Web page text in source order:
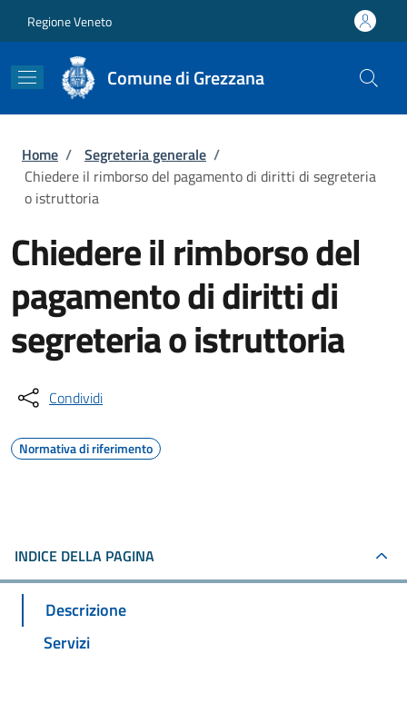
Regione Veneto
Comune di Grezzana
Briciole di pane
Home / Segreteria generale /
Chiedere il rimborso del pagamento di diritti di segreteria
o istruttoria
Chiedere il rimborso del
pagamento di diritti di
segreteria o istruttoria
Condividi
Normativa di riferimento
INDICE DELLA PAGINA
Descrizione
Servizi